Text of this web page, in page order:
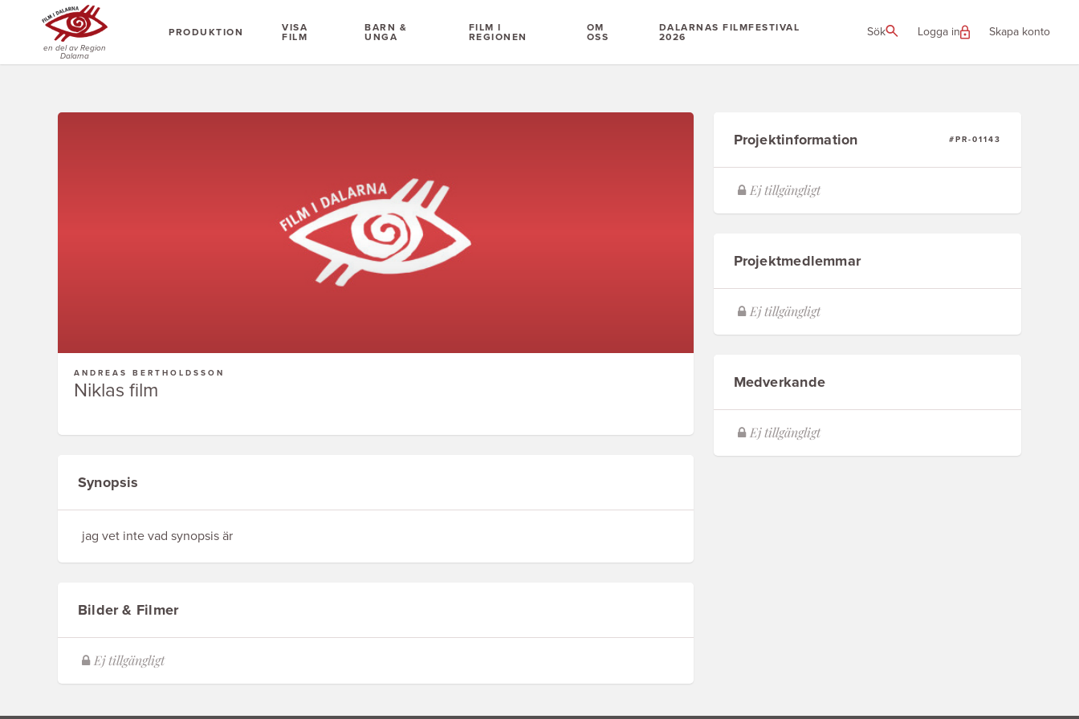
en del av Region
Dalarna
PRODUKTION
VISA
FILM
BARN &
UNGA
FILM I
REGIONEN
OM
OSS
DALARNAS FILMFESTIVAL
2026
Sök Logga in Skapa konto
ANDREAS BERTHOLDSSON
Niklas film
Synopsis
jag vet inte vad synopsis är
Bilder & Filmer
Projektinformation #PR-01143
Projektmedlemmar
Medverkande